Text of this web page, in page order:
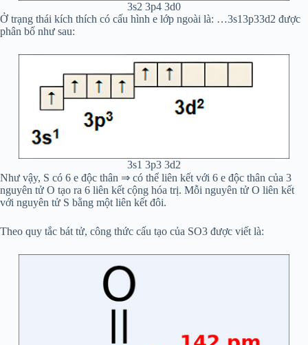
3s2 3p4 3d0
Ở trạng thái kích thích có cấu hình e lớp ngoài là: …3s13p33d2 được
phân bố như sau:
3s1 3p3 3d2
Như vậy, S có 6 e độc thân ⇒ có thể liên kết với 6 e độc thân của 3
nguyên tử O tạo ra 6 liên kết cộng hóa trị. Mỗi nguyên tử O liên kết
với nguyên tử S bằng một liên kết đôi.
Theo quy tắc bát tử, công thức cấu tạo của SO3 được viết là: